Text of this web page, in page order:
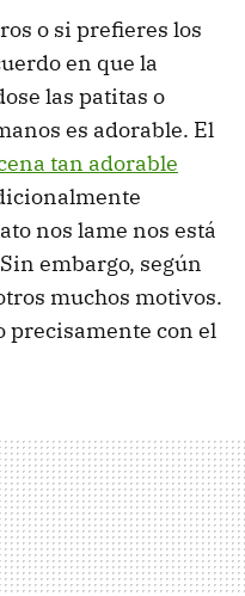
o si prefieres los
en que la
las patitas o
es adorable. El
tan adorable
nos lame nos está
embargo, según
muchos motivos.
precisamente con el